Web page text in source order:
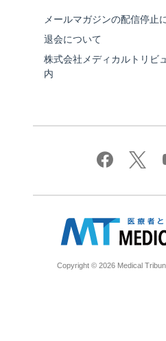
メールマガジンの配信停止
退会について
株式会社メディカルトリ
内
Copyright © 2026 Medical